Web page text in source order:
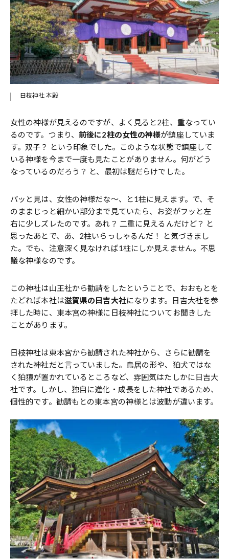
日枝神社 本殿
女性の神様が見えるのですが、よく見ると2柱、重なってい
るのです。つまり、 前後に2柱の女性の神様が鎮座していま
す。双子？ という印象でした。このような状態で鎮座して
いる神様を今まで一度も見たことがありません。何がどう
なっているのだろう？ と、最初は謎だらけでした。
パッと見は、女性の神様だな～、と1柱に見えます。で、そ
のままじっと細かい部分まで見ていたら、お姿がフッと左
右に少しズレたのです。あれ？ 二重に見えるんだけど？ と
思ったあとで、あ、2柱いらっしゃるんだ！ と気づきまし
た。でも、注意深く見なければ1柱にしか見えません。不思
議な神様なのです。
この神社は山王社から勧請をしたということで、おおもとを
たどれば本社は滋賀県の日吉大社になります。日吉大社を参
拝した時に、東本宮の神様に日枝神社についてお聞きした
ことがあります。
日枝神社は東本宮から勧請された神社から、さらに勧請を
された神社だと言っていました。鳥居の形や、狛犬ではな
く狛猿が置かれているところなど、雰囲気はたしかに日吉大
社です。しかし、独自に進化・成長をした神社であるため、
個性的です。勧請もとの東本宮の神様とは波動が違います。